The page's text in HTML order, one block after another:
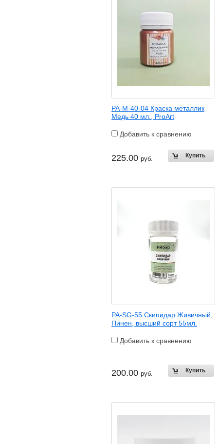
PA-M-40-04 Краска металлик
Медь 40 мл., ProArt
Добавить к сравнению
225.00 руб.
PA-SG-55 Скипидар Живичный,
Пинен, высший сорт 55мл.
Добавить к сравнению
200.00 руб.